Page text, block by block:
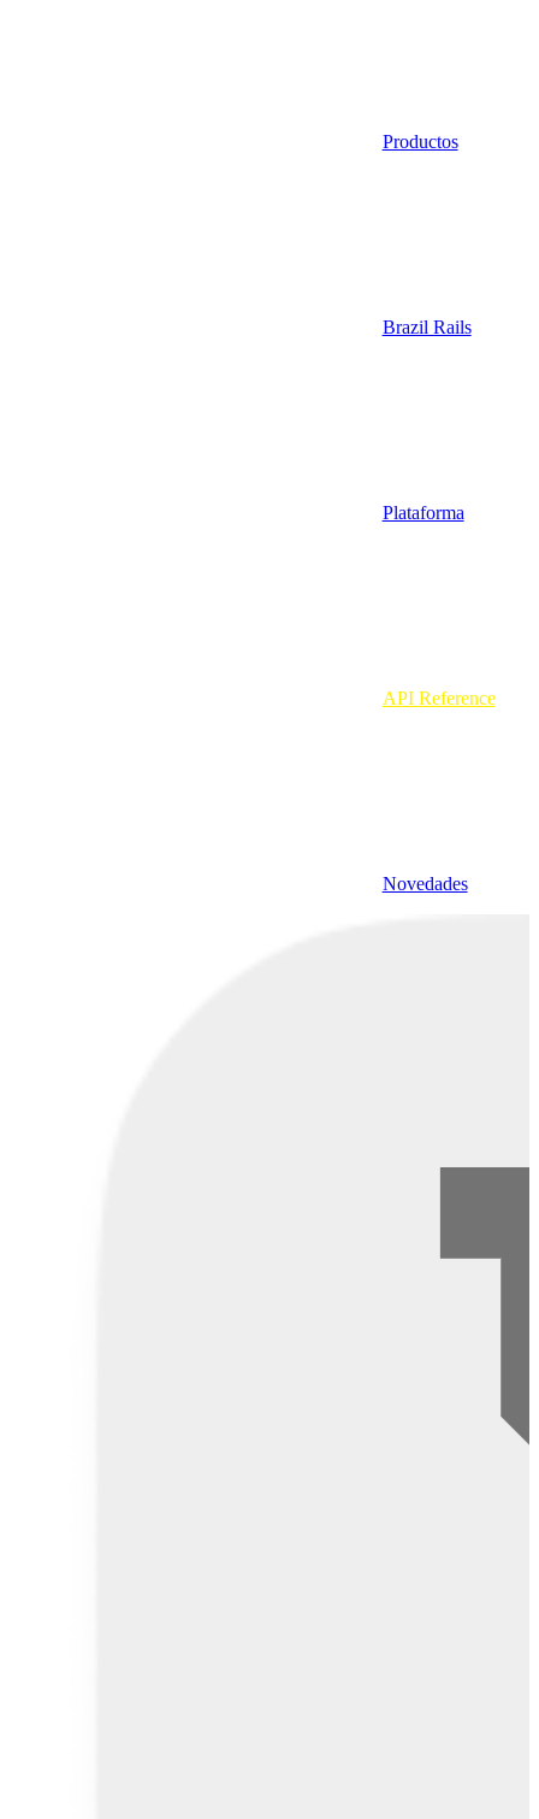
Productos
Brazil Rails
Plataforma
API Reference
Novedades